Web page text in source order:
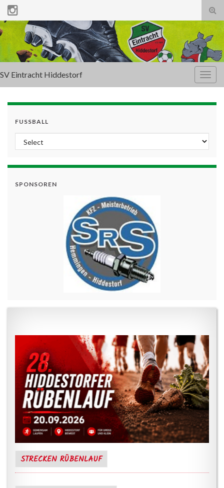
SV Eintracht Hiddestorf
FUSSBALL
SPONSOREN
STRECKEN RÜBENLAUF